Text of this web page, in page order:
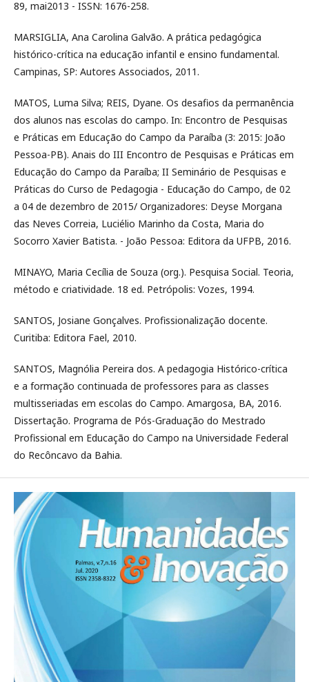
89, mai2013 - ISSN: 1676-258.
MARSIGLIA, Ana Carolina Galvão. A prática pedagógica
histórico-crítica na educação infantil e ensino fundamental.
Campinas, SP: Autores Associados, 2011.
MATOS, Luma Silva; REIS, Dyane. Os desafios da permanência
dos alunos nas escolas do campo. In: Encontro de Pesquisas
e Práticas em Educação do Campo da Paraíba (3: 2015: João
Pessoa-PB). Anais do III Encontro de Pesquisas e Práticas em
Educação do Campo da Paraíba; II Seminário de Pesquisas e
Práticas do Curso de Pedagogia - Educação do Campo, de 02
a 04 de dezembro de 2015/ Organizadores: Deyse Morgana
das Neves Correia, Luciélio Marinho da Costa, Maria do
Socorro Xavier Batista. - João Pessoa: Editora da UFPB, 2016.
MINAYO, Maria Cecília de Souza (org.). Pesquisa Social. Teoria,
método e criatividade. 18 ed. Petrópolis: Vozes, 1994.
SANTOS, Josiane Gonçalves. Profissionalização docente.
Curitiba: Editora Fael, 2010.
SANTOS, Magnólia Pereira dos. A pedagogia Histórico-crítica
e a formação continuada de professores para as classes
multisseriadas em escolas do Campo. Amargosa, BA, 2016.
Dissertação. Programa de Pós-Graduação do Mestrado
Profissional em Educação do Campo na Universidade Federal
do Recôncavo da Bahia.